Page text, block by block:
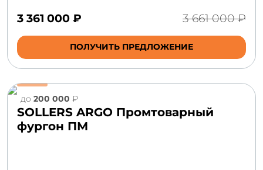
3 361 000 ₽ 3 661 000 ₽
ПОЛУЧИТЬ ПРЕДЛОЖЕНИЕ
до 200 000 ₽
SOLLERS ARGO Промтоварный
фургон ПМ